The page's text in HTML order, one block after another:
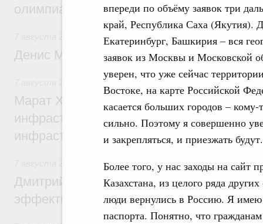
впереди по объёму заявок три
край, Республика Саха (Якутия).
Екатеринбург, Башкирия – вся
заявок из Москвы и Московской
уверен, что уже сейчас
Востоке, на карте Российской
касается больших городов –
сильно. Поэтому я совершенно
и закрепляться, и приезжать будут.
Более того, у нас заходы на
Казахстана, из целого ряда
люди вернулись в Россию. Я имею
паспорта. Понятно, что
олимпиаде по искусственному
Общие вопросы промышленной политики
Денис Мантуров посетил Ярославскую
Бюджеты субъектов Федерации.
Марат Хуснуллин: 15 объектов
инфраструктуры построили и обновили
инфраструктурным кредитам
Развитие сельских территорий
Дмитрий Патрушев: Синхронизация
эффективность поддержки сельских